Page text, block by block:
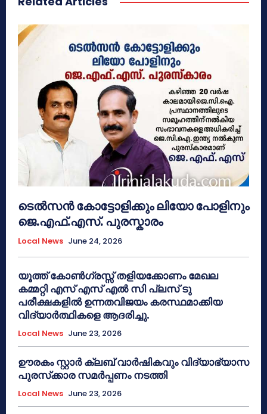
ടെൽസൻ കോട്ടോളിക്കും ലിയോ പോളിനും
ജെ.എഫ്.എസ്. പുരസ്കാരം
Local News June 24, 2026
യൂത്ത് കോൺഗ്രസ്സ് തളിയക്കോണം മേഖല
കമ്മറ്റി എസ് എസ് എൽ സി പ്ലസ് ടു
പരീക്ഷകളിൽ ഉന്നതവിജയം കരസ്ഥമാക്കിയ
വിദ്യാർത്ഥികളെ ആദരിച്ചു.
Local News June 23, 2026
ഊരകം സ്റ്റാർ ക്ലബ് വാർഷികവും വിദ്യാഭ്യാസ
പുരസ്‌ക്കാര സമർപ്പണം നടത്തി
Local News June 23, 2026